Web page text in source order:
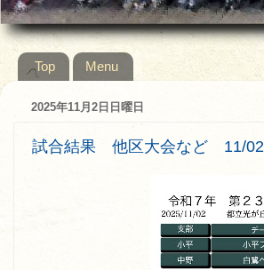
Top Menu
2025年11月2日日曜日
試合結果 他区大会など 11/02